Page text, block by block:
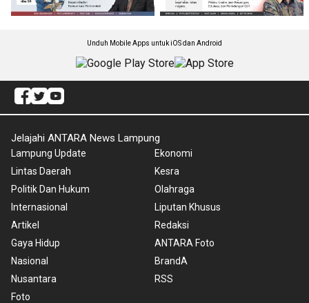
Unduh Mobile Apps untuk iOS dan Android
Jelajahi ANTARA News Lampung
Lampung Update
Lintas Daerah
Politik Dan Hukum
Internasional
Artikel
Gaya Hidup
Nasional
Nusantara
Foto
Ekonomi
Kesra
Olahraga
Liputan Khusus
Redaksi
ANTARA Foto
BrandA
RSS